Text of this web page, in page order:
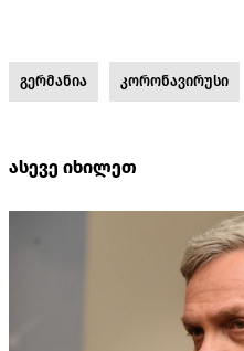
გერმანია კორონავირუსი
ასევე იხილეთ